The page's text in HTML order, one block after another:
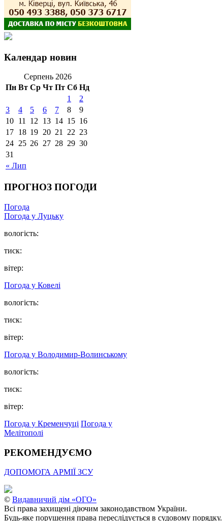
Календар новин
Серпень 2026
Пн Вт Ср Чт Пт Сб Нд
« Лип
1
2
3
4 5 6 7 8
9
10 11 12 13 14 15 16
17 18 19 20 21 22 23
24 25 26 27 28 29 30
31
ПРОГНОЗ ПОГОДИ
Погода
Погода у Луцьку
вологість:
тиск:
вітер:
Погода у Ковелі
вологість:
тиск:
вітер:
Погода у Володимир-Волинському
вологість:
тиск:
вітер:
Погода у Кременчуці Погода у
Мелітополі
РЕКОМЕНДУЄМО
ДОПОМОГА АРМІЇ ЗСУ
© Видавничий дім «ОГО»
Всі права захищені діючим законодавством України.
Будь-яке порушення права переслідується в судовому порядку.